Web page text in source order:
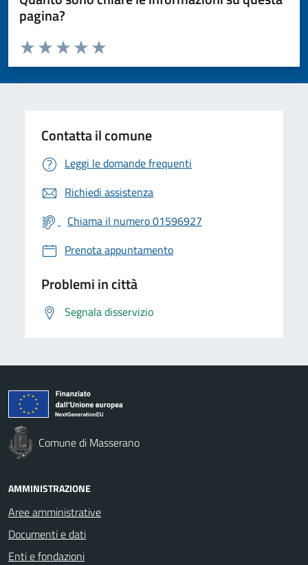
pagina?
Valuta da 1 a 5 stelle la pagina
Valuta 5 stelle su 5
Valuta 4 stelle su 5
Valuta 3 stelle su 5
Valuta 2 stelle su 5
Valuta 1 stelle su 5
Contatta il comune
Leggi le domande frequenti
Richiedi assistenza
Chiama il numero 01596927
Prenota appuntamento
Problemi in città
Segnala disservizio
Comune di Masserano
AMMINISTRAZIONE
Aree amministrative
Documenti e dati
Enti e fondazioni